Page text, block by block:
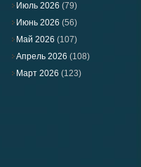
Июль 2026 (79)
Июнь 2026 (56)
Май 2026 (107)
Апрель 2026 (108)
Март 2026 (123)